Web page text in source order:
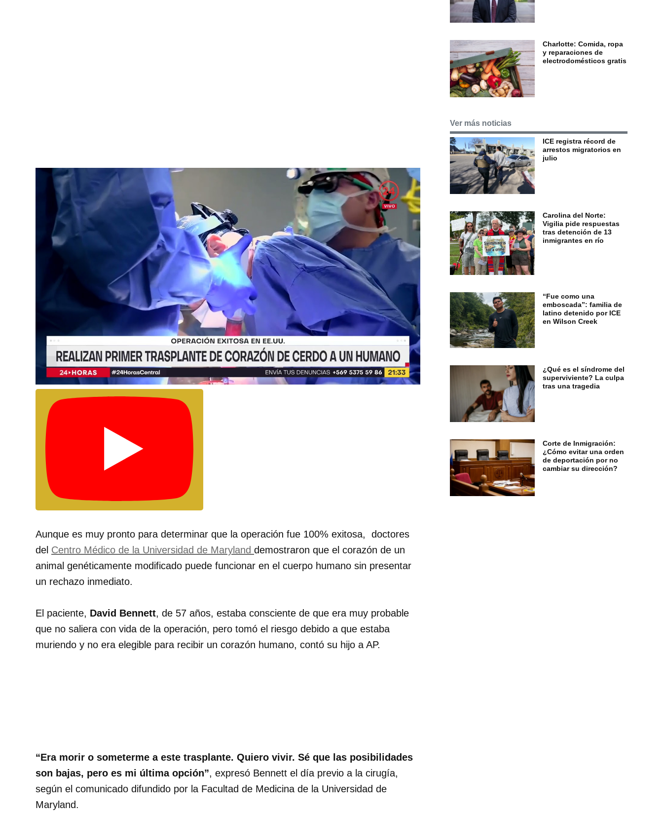
Aunque es muy pronto para determinar que la operación fue 100% exitosa, doctores
del Centro Médico de la Universidad de Maryland demostraron que el corazón de un
animal genéticamente modificado puede funcionar en el cuerpo humano sin presentar
un rechazo inmediato.
El paciente, David Bennett, de 57 años, estaba consciente de que era muy probable
que no saliera con vida de la operación, pero tomó el riesgo debido a que estaba
muriendo y no era elegible para recibir un corazón humano, contó su hijo a AP.
“Era morir o someterme a este trasplante. Quiero vivir. Sé que las posibilidades
son bajas, pero es mi última opción”, expresó Bennett el día previo a la cirugía,
según el comunicado difundido por la Facultad de Medicina de la Universidad de
Maryland.
Charlotte: Comida, ropa
y reparaciones de
electrodomésticos gratis
Ver más noticias
ICE registra récord de
arrestos migratorios en
julio
Carolina del Norte:
Vigilia pide respuestas
tras detención de 13
inmigrantes en río
“Fue como una
emboscada”: familia de
latino detenido por ICE
en Wilson Creek
¿Qué es el síndrome del
superviviente? La culpa
tras una tragedia
Corte de Inmigración:
¿Cómo evitar una orden
de deportación por no
cambiar su dirección?